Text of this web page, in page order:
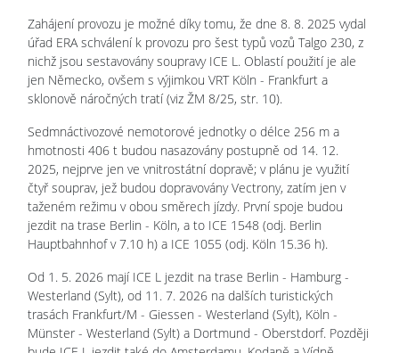
Zahájení provozu je možné díky tomu, že dne 8. 8. 2025 vydal
úřad ERA schválení k provozu pro šest typů vozů Talgo 230, z
nichž jsou sestavovány soupravy ICE L. Oblastí použití je ale
jen Německo, ovšem s výjimkou VRT Köln - Frankfurt a
sklonově náročných tratí (viz ŽM 8/25, str. 10).
Sedmnáctivozové nemotorové jednotky o délce 256 m a
hmotnosti 406 t budou nasazovány postupně od 14. 12.
2025, nejprve jen ve vnitrostátní dopravě; v plánu je využití
čtyř souprav, jež budou dopravovány Vectrony, zatím jen v
taženém režimu v obou směrech jízdy. První spoje budou
jezdit na trase Berlin - Köln, a to ICE 1548 (odj. Berlin
Hauptbahnhof v 7.10 h) a ICE 1055 (odj. Köln 15.36 h).
Od 1. 5. 2026 mají ICE L jezdit na trase Berlin - Hamburg -
Westerland (Sylt), od 11. 7. 2026 na dalších turistických
trasách Frankfurt/M - Giessen - Westerland (Sylt), Köln -
Münster - Westerland (Sylt) a Dortmund - Oberstdorf. Později